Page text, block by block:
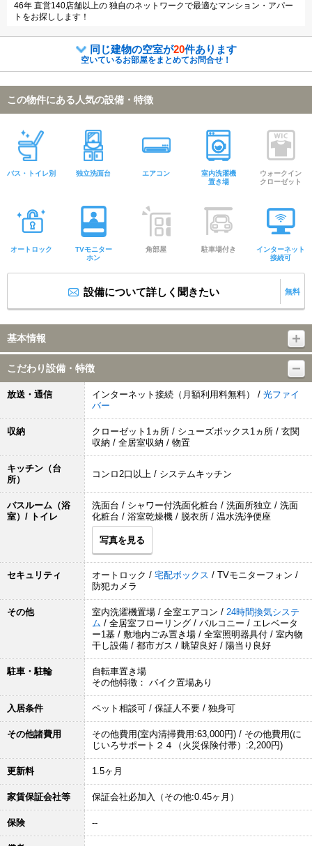
46年 直営140店舗以上の 独自のネットワークで最適なマンション・アパー
トをお探しします！
同じ建物の空室が20件あります
空いているお部屋をまとめてお問合せ！
この物件にある人気の設備・特徴
バス・トイレ別 独立洗面台 エアコン
室内洗濯機
置き場
ウォークイン
クローゼット
オートロック
TVモニター
ホン
角部屋 駐車場付き
インターネット
接続可
設備について詳しく聞きたい 無料
基本情報
こだわり設備・特徴
放送・通信 インターネット接続（月額利用料無料） / 光ファイ
バー
収納
クローゼット1ヵ所 / シューズボックス1ヵ所 / 玄関
収納 / 全居室収納 / 物置
キッチン（台
所）
コンロ2口以上 / システムキッチン
バスルーム（浴
室）/ トイレ
洗面台 / シャワー付洗面化粧台 / 洗面所独立 / 洗面
化粧台 / 浴室乾燥機 / 脱衣所 / 温水洗浄便座
写真を見る
セキュリティ オートロック / 宅配ボックス / TVモニターフォン /
防犯カメラ
その他 室内洗濯機置場 / 全室エアコン / 24時間換気システ
ム / 全居室フローリング / バルコニー / エレベータ
ー1基 / 敷地内ごみ置き場 / 全室照明器具付 / 室内物
干し設備 / 都市ガス / 眺望良好 / 陽当り良好
駐車・駐輪
自転車置き場
その他特徴： バイク置場あり
入居条件 ペット相談可 / 保証人不要 / 独身可
その他諸費用
その他費用(室内清掃費用:63,000円) / その他費用(に
じいろサポート２４（火災保険付帯）:2,200円)
更新料 1.5ヶ月
家賃保証会社等 保証会社必加入（その他:0.45ヶ月）
保険 --